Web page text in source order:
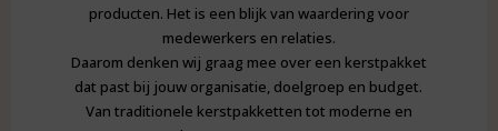
producten. Het is een blijk van waardering voor
medewerkers en relaties.
Daarom denken wij graag mee over een kerstpakket
dat past bij jouw organisatie, doelgroep en budget.
Van traditionele kerstpakketten tot moderne en